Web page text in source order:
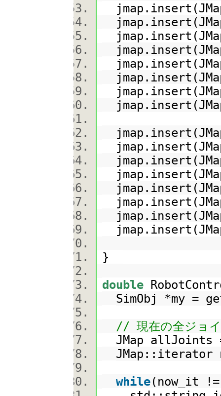
}
double
SimObj *my =
// 現在の全ジョ
JMap allJoints
while(now_it